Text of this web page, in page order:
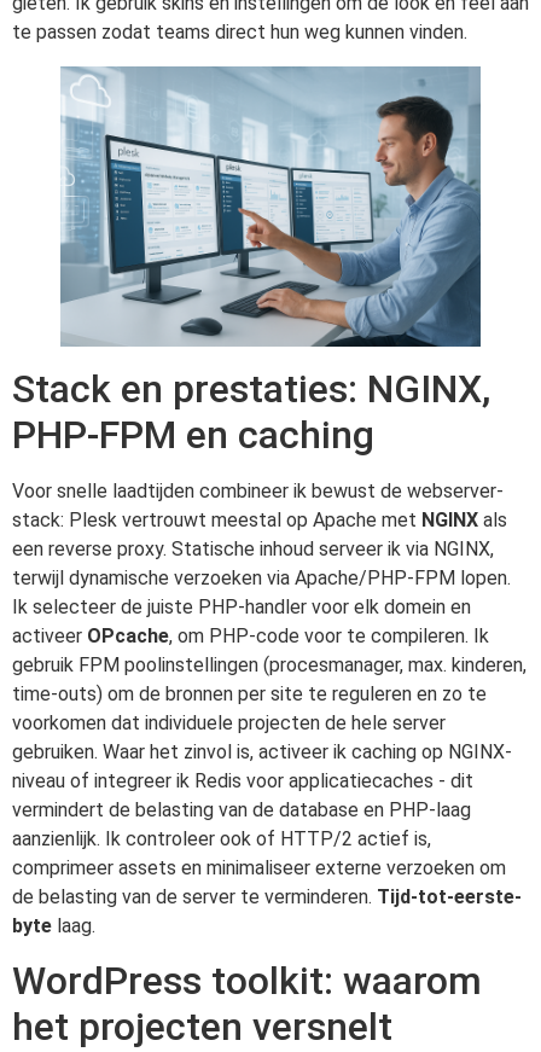
te passen zodat teams direct hun weg kunnen vinden.
Stack en prestaties: NGINX,
PHP-FPM en caching
Voor snelle laadtijden combineer ik bewust de webserver-
stack: Plesk vertrouwt meestal op Apache met NGINX als
een reverse proxy. Statische inhoud serveer ik via NGINX,
terwijl dynamische verzoeken via Apache/PHP-FPM lopen.
Ik selecteer de juiste PHP-handler voor elk domein en
activeer OPcache, om PHP-code voor te compileren. Ik
gebruik FPM poolinstellingen (procesmanager, max. kinderen,
time-outs) om de bronnen per site te reguleren en zo te
voorkomen dat individuele projecten de hele server
gebruiken. Waar het zinvol is, activeer ik caching op NGINX-
niveau of integreer ik Redis voor applicatiecaches - dit
vermindert de belasting van de database en PHP-laag
aanzienlijk. Ik controleer ook of HTTP/2 actief is,
comprimeer assets en minimaliseer externe verzoeken om
de belasting van de server te verminderen. Tijd-tot-eerste-
byte laag.
WordPress toolkit: waarom
het projecten versnelt